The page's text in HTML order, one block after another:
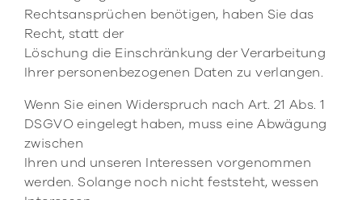
Rechtsansprüchen benötigen, haben Sie das
Recht, statt der
Löschung die Einschränkung der Verarbeitung
Ihrer personenbezogenen Daten zu verlangen.
Wenn Sie einen Widerspruch nach Art. 21 Abs. 1
DSGVO eingelegt haben, muss eine Abwägung
zwischen
Ihren und unseren Interessen vorgenommen
werden. Solange noch nicht feststeht, wessen